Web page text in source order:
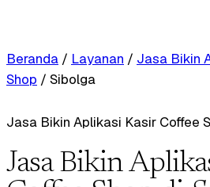
Beranda / Layanan / Jasa Bikin
Shop / Sibolga
Jasa Bikin Aplikasi Kasir Coffee
Jasa Bikin